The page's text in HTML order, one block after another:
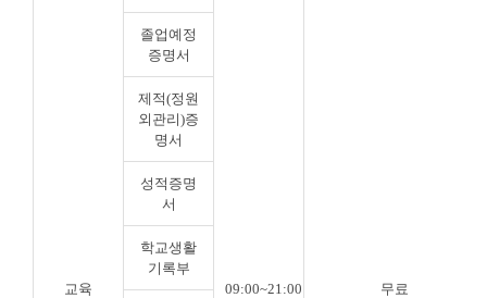
교육 09:00~21:00 무료
졸업예정
증명서
제적(정원
외관리)증
명서
성적증명
서
학교생활
기록부